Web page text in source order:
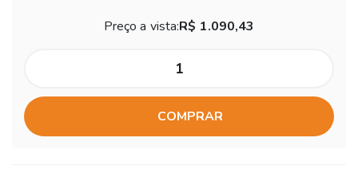
Preço a vista:R$ 1.090,43
COMPRAR